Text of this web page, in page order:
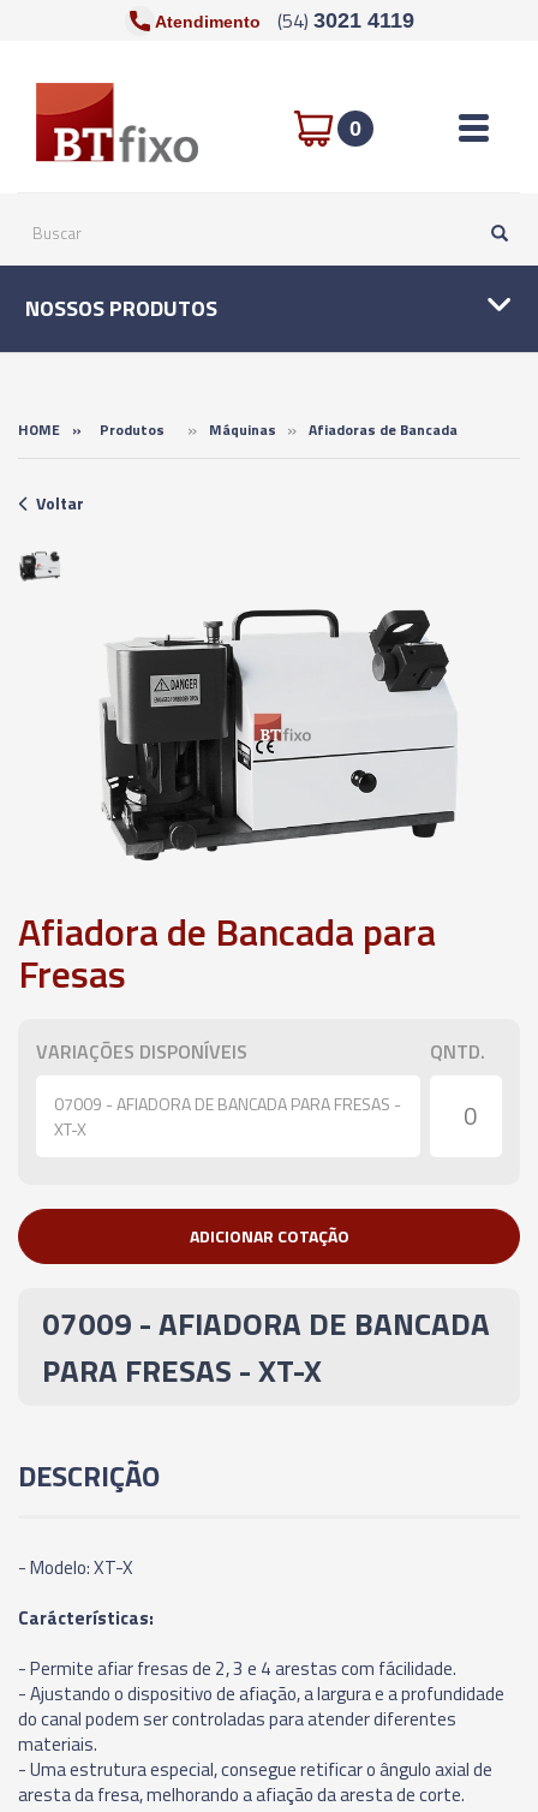
Atendimento (54) 3021 4119
0 Toggle
NOSSOS PRODUTOS
HOME » Produtos » Máquinas » Afiadoras de Bancada
Voltar
Afiadora de Bancada para
Fresas
VARIAÇÕES DISPONÍVEIS QNTD.
07009 - AFIADORA DE BANCADA PARA FRESAS -
XT-X
ADICIONAR COTAÇÃO
07009 - AFIADORA DE BANCADA
PARA FRESAS - XT-X
DESCRIÇÃO
- Modelo: XT-X
Carácterísticas:
- Permite afiar fresas de 2, 3 e 4 arestas com fácilidade.
- Ajustando o dispositivo de afiação, a largura e a profundidade
do canal podem ser controladas para atender diferentes
materiais.
- Uma estrutura especial, consegue retificar o ângulo axial de
aresta da fresa, melhorando a afiação da aresta de corte.